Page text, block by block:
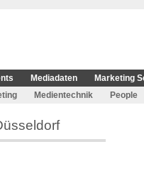
Mediadaten
Marketing
Medientechnik People